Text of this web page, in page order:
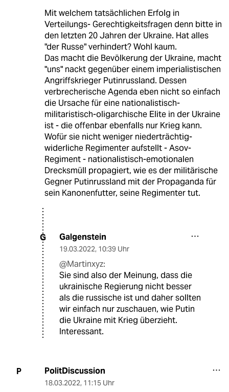
Mit welchem tatsächlichen Erfolg in
Verteilungs- Gerechtigkeitsfragen denn bitte in
den letzten 20 Jahren der Ukraine. Hat alles
"der Russe" verhindert? Wohl kaum.
Das macht die Bevölkerung der Ukraine, macht
"uns" nackt gegenüber einem imperialistischen
Angriffskrieger Putinrussland. Dessen
verbrecherische Agenda eben nicht so einfach
die Ursache für eine nationalistisch-
militaristisch-oligarchische Elite in der Ukraine
ist - die offenbar ebenfalls nur Krieg kann.
Wofür sie nicht weniger niederträchtig-
widerliche Regimenter aufstellt - Asov-
Regiment - nationalistisch-emotionalen
Drecksmüll propagiert, wie es der militärische
Gegner Putinrussland mit der Propaganda für
sein Kanonenfutter, seine Regimenter tut.
G Galgenstein
19.03.2022, 10:39 Uhr
@Martinxyz:
Sie sind also der Meinung, dass die
ukrainische Regierung nicht besser
als die russische ist und daher sollten
wir einfach nur zuschauen, wie Putin
die Ukraine mit Krieg überzieht.
Interessant.
P PolitDiscussion
18.03.2022, 11:15 Uhr